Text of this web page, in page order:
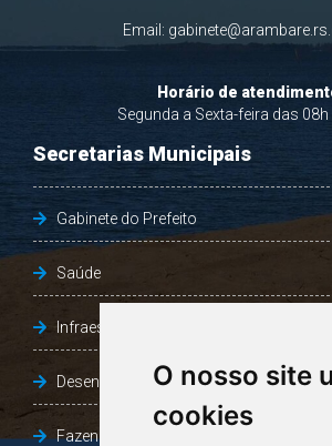
O nosso site
cookies
Email:
Horário de
Segunda a Sexta-feira das
Secretarias Municipais
Gabinete do Prefeito
Saúde
Infraestrutura, Agricultura e Meio
Desenvolvimento Social
Fazenda e Desenvolvimento Econômico